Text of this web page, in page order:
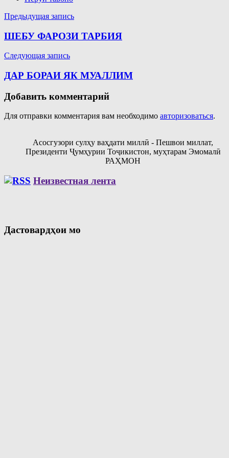
Навигация
по
Предыдущая запись
ШЕБУ ФАРОЗИ ТАРБИЯ
Следующая запись
ДАР БОРАИ ЯК МУАЛЛИМ
Добавить комментарий
Для отправки комментария вам необходимо авторизоваться.
Асосгузори сулҳу ваҳдати миллӣ - Пешвои миллат,
Президенти Ҷумҳурии Тоҷикистон, муҳтарам Эмомалӣ
РАҲМОН
Неизвестная лента
Дастовардҳои мо